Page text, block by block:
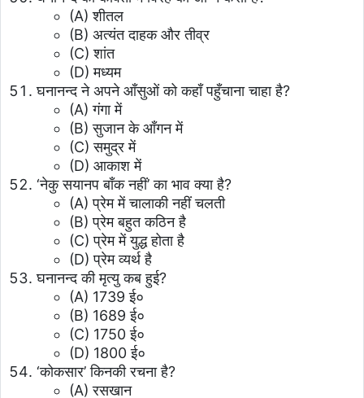
(A) शीतल
(B) अत्यंत दाहक और तीव्र
(C) शांत
(D) मध्यम
घनानन्द ने अपने आँसुओं को कहाँ पहुँचाना चाहा है?
(A) गंगा में
(B) सुजान के आँगन में
(C) समुद्र में
(D) आकाश में
‘नेकु सयानप बाँक नहीं’ का भाव क्या है?
(A) प्रेम में चालाकी नहीं चलती
(B) प्रेम बहुत कठिन है
(C) प्रेम में युद्ध होता है
(D) प्रेम व्यर्थ है
घनानन्द की मृत्यु कब हुई?
(A) 1739 ई०
(B) 1689 ई०
(C) 1750 ई०
(D) 1800 ई०
‘कोकसार’ किनकी रचना है?
(A) रसखान